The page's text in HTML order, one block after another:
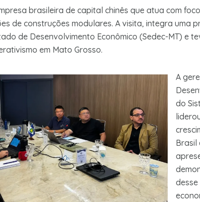
brasileira de capital chinês que atua com
de construções modulares. A visita, integra uma
de Desenvolvimento Econômico (Sedec-MT) e
em Mato Grosso.
A
do
Brasil